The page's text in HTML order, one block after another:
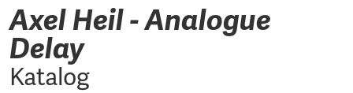
Axel Heil - Analogue
Delay
Katalog